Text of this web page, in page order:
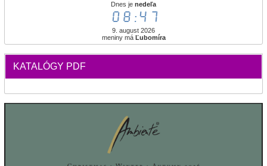
Dnes je nedeľa
08:47
9. august 2026
meniny má Ľubomíra
KATALÓGY PDF